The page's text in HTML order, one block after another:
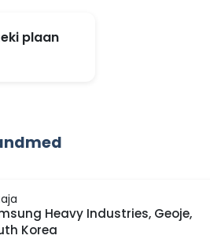
plaan
Heavy Industries, Geoje,
Korea